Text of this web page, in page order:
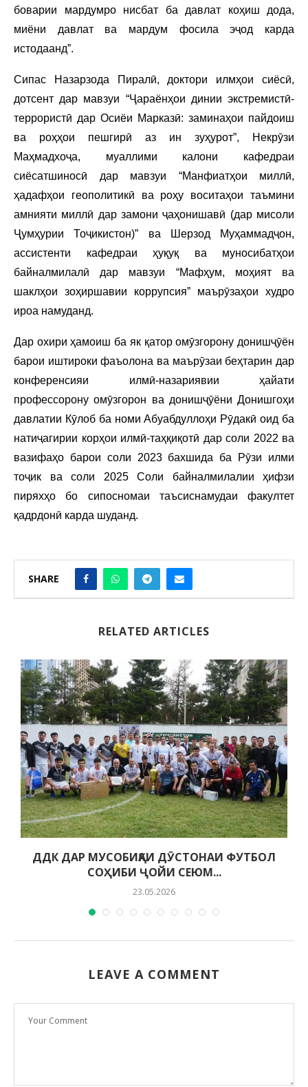
боварии мардумро нисбат ба давлат коҳиш дода,
миёни давлат ва мардум фосила эҷод карда
истодаанд”.
Сипас Назарзода Пиралӣ, доктори илмҳои сиёсӣ,
дотсент дар мавзуи “Ҷараёнҳои динии экстремистӣ-
террористӣ дар Осиёи Марказӣ: заминаҳои пайдоиш
ва роҳҳои пешгирӣ аз ин зуҳурот”, Некрӯзи
Маҳмадхоҷа, муаллими калони кафедраи
сиёсатшиносӣ дар мавзуи “Манфиатҳои миллӣ,
ҳадафҳои геополитикӣ ва роҳу воситаҳои таъмини
амнияти миллӣ дар замони ҷаҳонишавӣ (дар мисоли
Ҷумҳурии Тоҷикистон)” ва Шерзод Муҳаммадҷон,
ассистенти кафедраи ҳуқуқ ва муносибатҳои
байналмилалӣ дар мавзуи “Мафҳум, моҳият ва
шаклҳои зоҳиршавии коррупсия” маърӯзаҳои худро
ироа намуданд.
Дар охири ҳамоиш ба як қатор омӯзгорону донишҷӯён
барои иштироки фаъолона ва маърӯзаи беҳтарин дар
конференсияи илмӣ-назариявии ҳайати
профессорону омӯзгорон ва донишҷӯёни Донишгоҳи
давлатии Кӯлоб ба номи Абуабдуллоҳи Рӯдакӣ оид ба
натиҷагирии корҳои илмӣ-таҳқиқотӣ дар соли 2022 ва
вазифаҳо барои соли 2023 бахшида ба Рӯзи илми
тоҷик ва соли 2025 Соли байналмилалии ҳифзи
пиряхҳо бо сипосномаи таъсиснамудаи факултет
қадрдонӣ карда шуданд.
SHARE
RELATED ARTICLES
ДДК ДАР МУСОБИҚАИ ДӮСТОНАИ ФУТБОЛ
СОҲИБИ ҶОЙИ СЕЮМ...
23.05.2026
LEAVE A COMMENT